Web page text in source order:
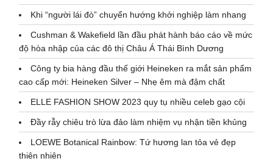
Khi “người lái đò” chuyển hướng khởi nghiệp làm nhang
Cushman & Wakefield lần đầu phát hành báo cáo về mức
độ hòa nhập của các đô thị Châu Á Thái Bình Dương
Công ty bia hàng đầu thế giới Heineken ra mắt sản phẩm
cao cấp mới: Heineken Silver – Nhẹ êm mà đậm chất
ELLE FASHION SHOW 2023 quy tụ nhiều celeb gạo cội
Đầy rẫy chiêu trò lừa đảo làm nhiệm vụ nhận tiền khủng
LOEWE Botanical Rainbow: Tứ hương lan tỏa vẻ đẹp
thiên nhiên